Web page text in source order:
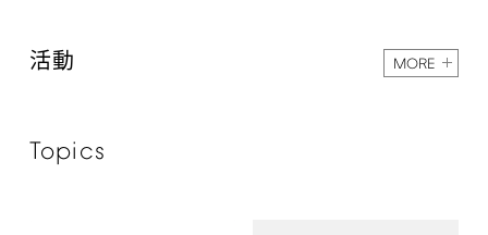
活動 MORE
Topics